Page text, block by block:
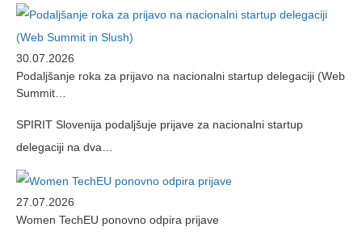
30.07.2026
Podaljšanje roka za prijavo na nacionalni startup delegaciji (Web
Summit…
SPIRIT Slovenija podaljšuje prijave za nacionalni startup
delegaciji na dva…
27.07.2026
Women TechEU ponovno odpira prijave